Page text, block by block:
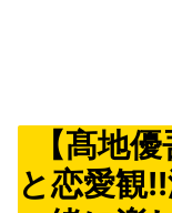
【髙地
と恋愛観